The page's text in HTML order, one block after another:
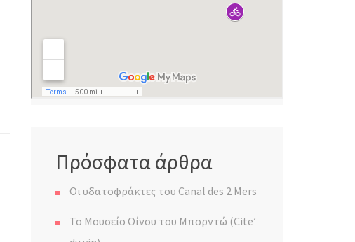
Πρόσφατα άρθρα
Οι υδατοφράκτες του Canal des 2 Mers
Το Μουσείο Οίνου του Μπορντώ (Cite’